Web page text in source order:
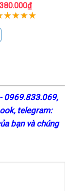
380.000₫
0969.833.069,
, telegram:
bạn và chúng